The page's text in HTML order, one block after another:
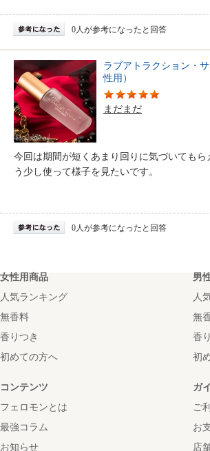
0人が参考になったと回答
ラブアトラクション・
性用）
まだまだ
今回は期間が短くあまり回りに気づいてもら
う少し使って様子を見たいです。
0人が参考になったと回答
女性用商品
人気ランキング
無香料
香りつき
初めての方へ
男
人
無
香
初
コンテンツ
フェロモンとは
最強コラム
お知らせ
ガ
ご
お
店